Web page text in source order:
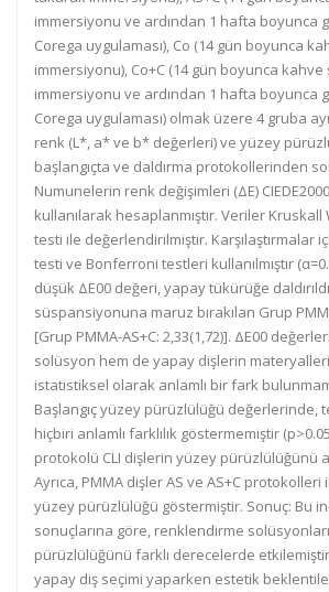
immersiyonu ve ardından 1 hafta boyunca
Corega uygulaması), Co (14 gün boyunca
immersiyonu), Co+C (14 gün boyunca
immersiyonu ve ardından 1 hafta boyunca
Corega uygulaması) olmak üzere 4 gruba
renk (L*, a* ve b* değerleri) ve yüzey
başlangıçta ve daldırma protokollerinden
Numunelerin renk değişimleri (ΔE)
kullanılarak hesaplanmıştır. Veriler Kruskall
testi ile değerlendirilmiştir. Karşılaştırmalar
testi ve Bonferroni testleri kullanılmıştır
düşük ΔE00 değeri, yapay tükürüğe
süspansiyonuna maruz bırakılan Grup
[Grup PMMA-AS+C: 2,33(1,72)]. ΔE00
solüsyon hem de yapay dişlerin
istatistiksel olarak anlamlı bir fark
Başlangıç yüzey pürüzlülüğü değerlerinde,
hiçbiri anlamlı farklılık göstermemiştir
protokolü CLI dişlerin yüzey pürüzlülüğünü
Ayrıca, PMMA dişler AS ve AS+C
yüzey pürüzlülüğü göstermiştir. Sonuç: Bu
sonuçlarına göre, renklendirme
pürüzlülüğünü farklı derecelerde
yapay diş seçimi yaparken estetik